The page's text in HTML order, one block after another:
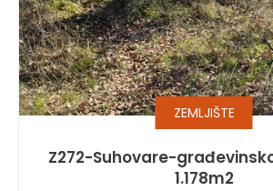
ZEMLJIŠTE
Z272-Suhovare-
1.178m2